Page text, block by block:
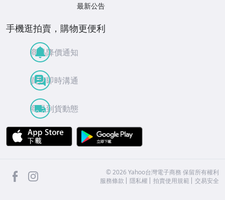
最新公告
手機逛拍賣，購物更便利
商品降價通知
買賣即時溝通
商品到貨動態
APP Store
facebook ©2026 Yahoo台灣電子商務 保留所有權利
服務條款
隱私權 拍賣使用規範 交易安全